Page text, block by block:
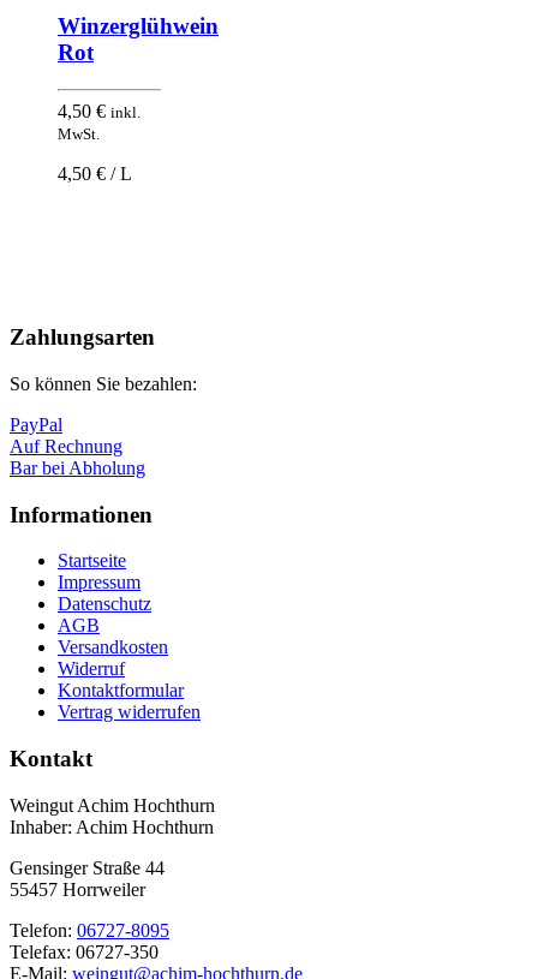
Winzerglühwein
Rot
4,50 € inkl.
MwSt.
4,50 € / L
oben
Zahlungsarten
So können Sie bezahlen:
PayPal
Auf Rechnung
Bar bei Abholung
Informationen
Startseite
Impressum
Datenschutz
AGB
Versandkosten
Widerruf
Kontaktformular
Vertrag widerrufen
Kontakt
Weingut Achim Hochthurn
Inhaber: Achim Hochthurn
Gensinger Straße 44
55457 Horrweiler
Telefon: 06727-8095
Telefax: 06727-350
E-Mail: weingut@achim-hochthurn.de